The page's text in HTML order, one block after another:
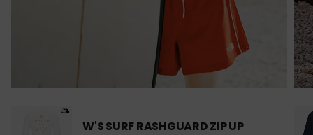
W'S SURF RASHGUARD ZIP UP